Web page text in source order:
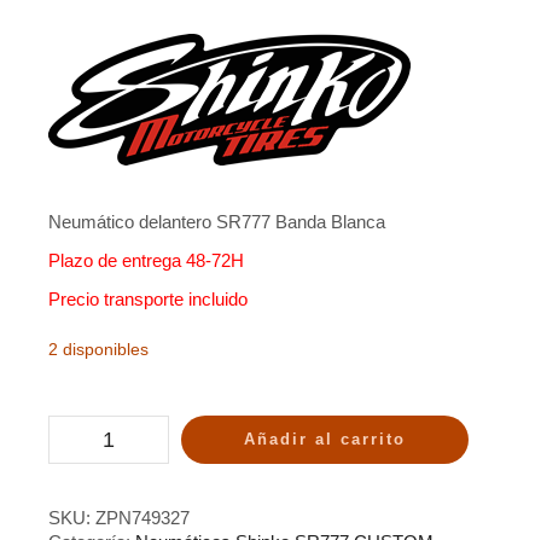
Neumático delantero SR777 Banda Blanca
Plazo de entrega 48-72H
Precio transporte incluido
2 disponibles
Añadir al carrito
SKU: ZPN749327